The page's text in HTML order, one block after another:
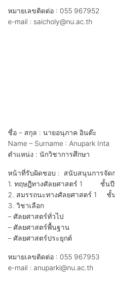
หมายเลขติดต่อ : 055 967952
e-mail : saicholy@nu.ac.th
ชื่อ – สกุล : นายอนุภาค อินต๊ะ
Name – Surname : Anupark Inta
ตำแหน่ง : นักวิชาการศึกษา
หน้าที่รับผิดชอบ : สนับสนุนการจัด
1. ทฤษฎีทางศัลยศาสตร์ 1 ชั้นปี
2. สมรรถนะทางศัลยศาสตร์ 1 ชั้
3. วิชาเลือก
– ศัลยศาสตร์ทั่วไป
– ศัลยศาสตร์พื้นฐาน
– ศัลยศาสตร์ประยุกต์
หมายเลขติดต่อ : 055 967953
e-mail : anuparki@nu.ac.th